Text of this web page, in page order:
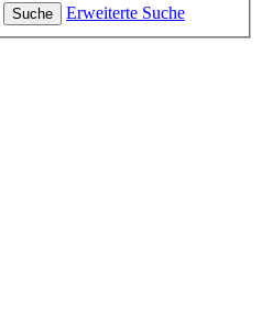
Suche
Erweiterte Suche